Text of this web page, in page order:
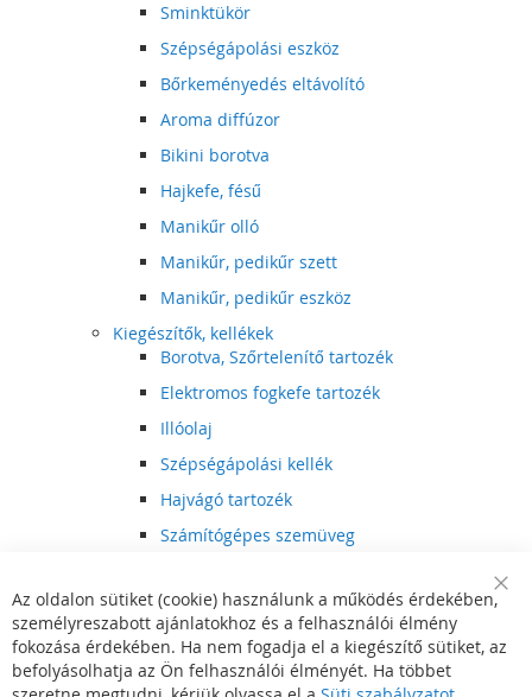
Sminktükör
Szépségápolási eszköz
Bőrkeményedés eltávolító
Aroma diffúzor
Bikini borotva
Hajkefe, fésű
Manikűr olló
Manikűr, pedikűr szett
Manikűr, pedikűr eszköz
Kiegészítők, kellékek
Borotva, Szőrtelenítő tartozék
Elektromos fogkefe tartozék
Illóolaj
Szépségápolási kellék
Hajvágó tartozék
Számítógépes szemüveg
Hajvágó kiegészítő
Szórakoztató elektronika
Multimédia
DVD, BluRay lejátszó
Bar
Az oldalon sütiket (cookie) használunk a működés érdekében,
személyreszabott ajánlatokhoz és a felhasználói élmény
fokozása érdekében. Ha nem fogadja el a kiegészítő sütiket, az
befolyásolhatja az Ön felhasználói élményét. Ha többet